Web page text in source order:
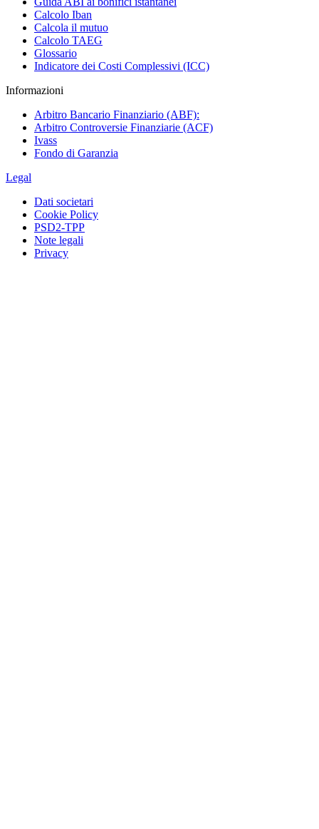
Calcolo Iban
Calcola il mutuo
Calcolo TAEG
Glossario
Indicatore dei Costi Complessivi (ICC)
Informazioni
Arbitro Bancario Finanziario (ABF):
Arbitro Controversie Finanziarie (ACF)
Ivass
Fondo di Garanzia
Legal
Dati societari
Cookie Policy
PSD2-TPP
Note legali
Privacy